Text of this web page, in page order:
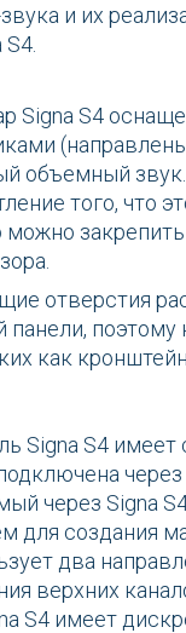
и их
Signa S4
объемный
того, что
можно
отверстия
панели,
как
Signa S4
через
через Signa
для создания
два
верхних
S4 имеет